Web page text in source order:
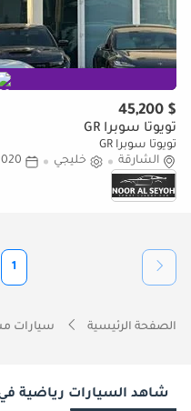
$ 45,200
تويوتا سوبرا GR
تويوتا سوبرا GR
الشارقة
خليجي
1
الصفحة الرئيسية سيارات
شاهد السيارات رياضية